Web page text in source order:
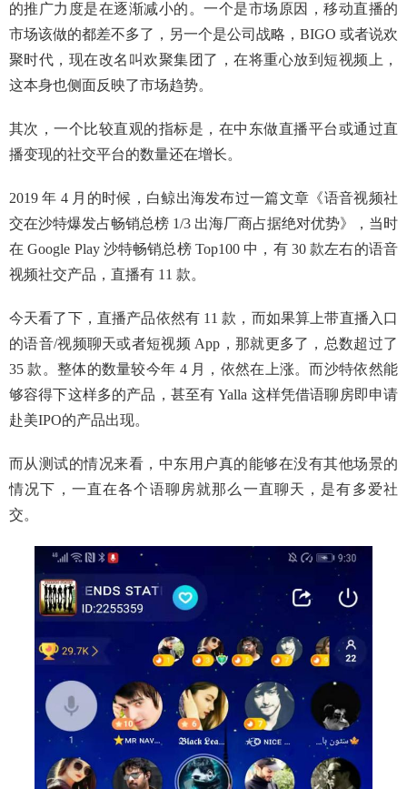
的推广力度是在逐渐减小的。一个是市场原因，移动直播的
市场该做的都差不多了，另一个是公司战略，BIGO 或者说欢
聚时代，现在改名叫欢聚集团了，在将重心放到短视频上，
这本身也侧面反映了市场趋势。
其次，一个比较直观的指标是，在中东做直播平台或通过直
播变现的社交平台的数量还在增长。
2019 年 4 月的时候，白鲸出海发布过一篇文章 《语音视频社
交在沙特爆发占畅销总榜 1/3 出海厂商占据绝对优势》
，当时
在 Google Play 沙特畅销总榜 Top100 中，有 30 款左右的语音
视频社交产品，直播有 11 款。
今天看了下，直播产品依然有 11 款，而如果算上带直播入口
的语音/视频聊天或者短视频 App，那就更多了，总数超过了
35 款。整体的数量较今年 4 月，依然在上涨。而沙特依然能
够容得下这样多的产品，甚至有 Yalla 这样凭借语聊房即申请
赴美IPO的产品出现。
而从测试的情况来看，中东用户真的能够在没有其他场景的
情况下，一直在各个语聊房就那么一直聊天，是有多爱社
交。